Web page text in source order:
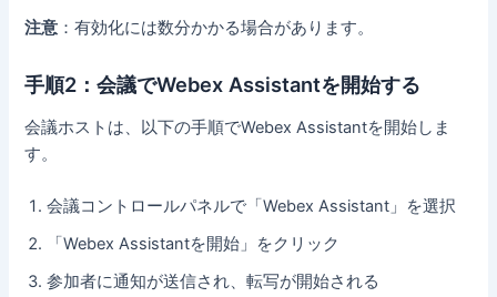
注意 ：有効化には数分かかる場合があります。
手順2：会議でWebex Assistantを開始する
会議ホストは、以下の手順でWebex Assistantを開始しま
す。
会議コントロールパネルで「Webex Assistant」を選択
「Webex Assistantを開始」をクリック
参加者に通知が送信され、転写が開始される